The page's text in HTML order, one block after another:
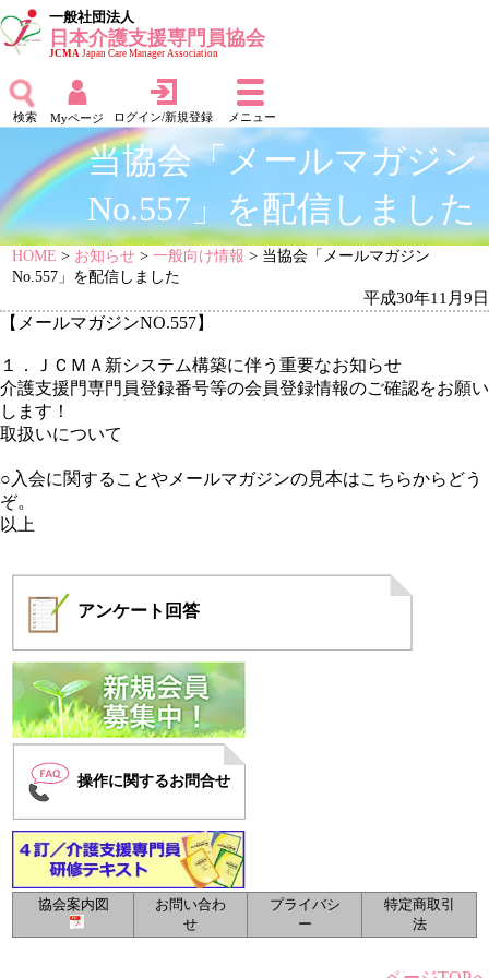
一般社団法人
日本介護支援専門員協会
JCMAJapan Care Manager Association
検索 Myページ ログイン/新規登録 メニュー
当協会「メールマガジン
No.557」を配信しました
HOME > お知らせ >一般向け情報 > 当協会「メールマガジン
No.557」を配信しました
平成30年11月9日
【メールマガジンNO.557】
１．ＪＣＭＡ新システム構築に伴う重要なお知らせ
介護支援門専門員登録番号等の会員登録情報のご確認をお願い
します！
取扱いについて
○入会に関することやメールマガジンの見本はこちらからどう
ぞ。
以上
アンケート 回答
操作に関するお問合せ
協会案内図
お問い合わ
せ
プライバシ
ー
特定商取引
法